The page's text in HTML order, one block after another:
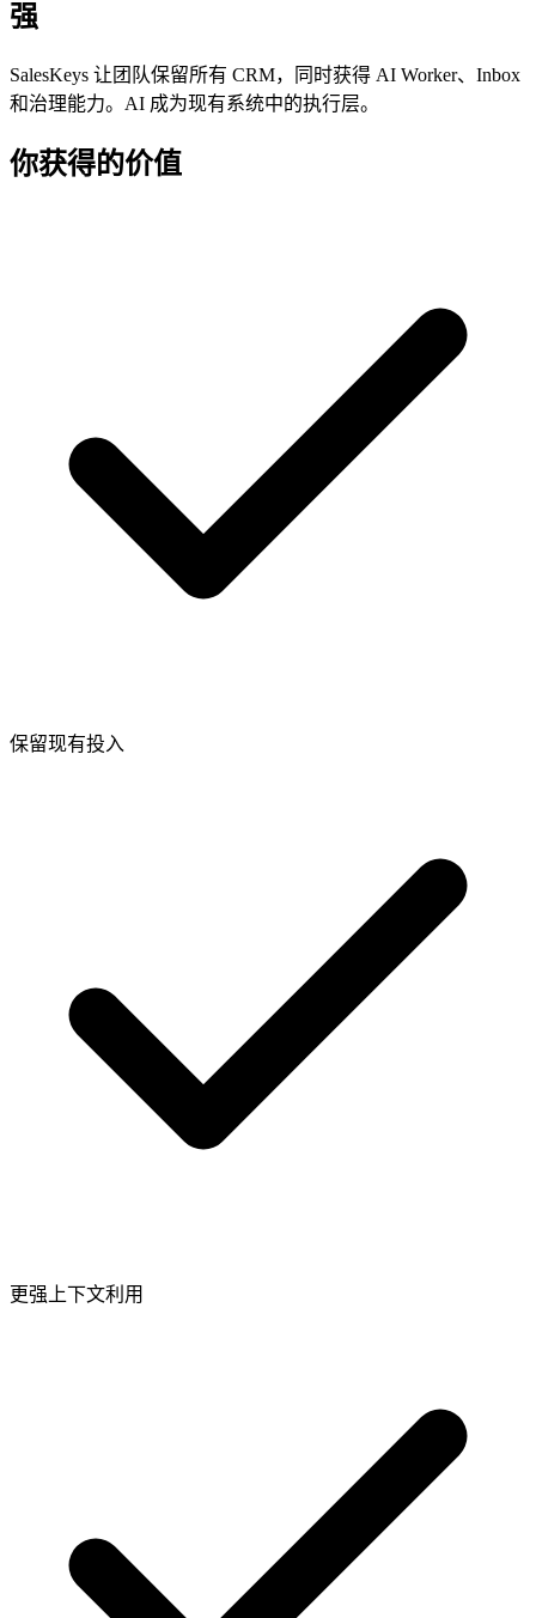
强
SalesKeys 让团队保留所有 CRM，同时获得 AI Worker、Inbox
和治理能力。AI 成为现有系统中的执行层。
你获得的价值
保留现有投入
更强上下文利用